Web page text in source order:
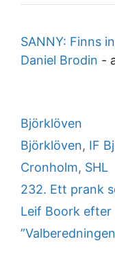
SANNY: Finns
Daniel Brodin -
Categories
Björklöven
Tags
Björklöven, IF
Cronholm, SHL
232. Ett prank
Leif Boork